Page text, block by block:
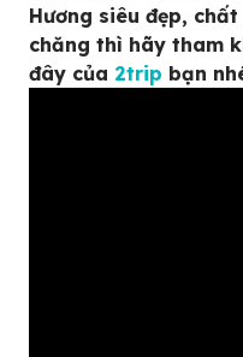
Hương siêu đẹp,
chăng thì hãy tham
đây của 2trip bạn